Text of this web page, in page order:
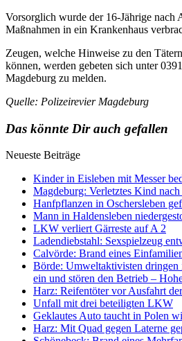
Vorsorglich wurde der 16-Jährige nach
Maßnahmen in ein Krankenhaus
Zeugen, welche Hinweise zu den
können, werden gebeten sich unter
Magdeburg zu melden.
Quelle: Polizeirevier Magdeburg
Das könnte Dir auch gefallen
Neueste Beiträge
Kinder in Eisleben mit Messer
Magdeburg: Verletztes Kind
Hanfpflanzen in Oschersleben
Mann in Haldensleben
LKW verliert Gärreste auf A 2
Ladendiebstahl: Sexspielzeug
Calvörde: Brand eines
Börde: Umweltaktivisten
ein und stören den Betrieb –
Harz: Reifentöter vor Ausfahrt
Unfall mit drei beteiligten LKW
Geklautes Auto taucht in Polen
Harz: Mit Quad gegen Laterne